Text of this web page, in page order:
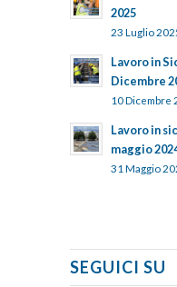
2025
23 Luglio
Lavoro in
Dicembre
10 Dicembre
Lavoro in
maggio
31 Maggio
SEGUICI SU